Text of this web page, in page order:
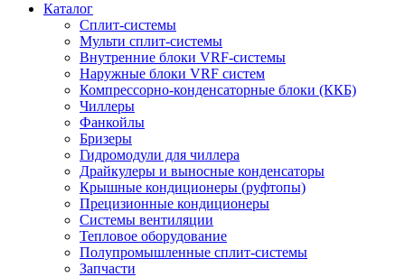
Каталог
Сплит-системы
Мульти сплит-системы
Внутренние блоки VRF-cистемы
Наружные блоки VRF cистем
Компрессорно-конденсаторные блоки (ККБ)
Чиллеры
Фанкойлы
Бризеры
Гидромодули для чиллера
Драйкулеры и выносные конденсаторы
Крышные кондиционеры (руфтопы)
Прецизионные кондиционеры
Системы вентиляции
Тепловое оборудование
Полупромышленные сплит-системы
Запчасти